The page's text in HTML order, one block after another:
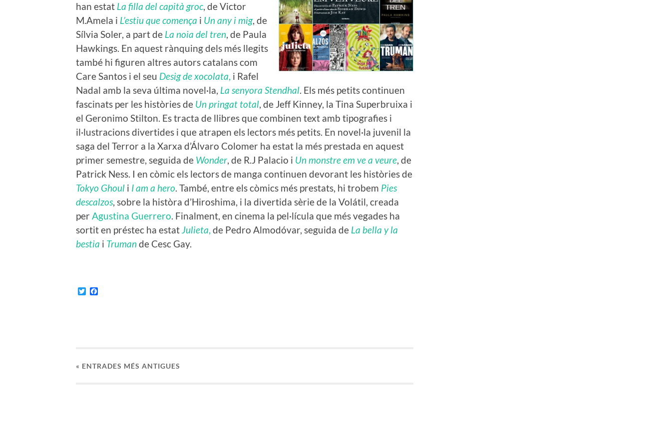
han estat La filla del capità groc, de Victor
M.Amela i L’estiu que comença i Un any i mig, de
Sílvia Soler, a part de La noia del tren, de Paula
Hawkings. En aquest rànquing dels més llegits
també hi figuren altres autors catalans com
Care Santos i el seu Desig de xocolata, i Rafel
Nadal amb la seva última novel·la, La senyora Stendhal. Els més petits continuen
fascinats per les històries de Un pringat total, de Jeff Kinney, la Tina Superbruixa i
el Geronimo Stilton. Es tracta de llibres que combinen text amb tipografies i
il·lustracions divertides i que atrapen els lectors més petits. En novel·la juvenil la
saga del Terror a la Xarxa d’Álvaro Colomer ha estat la més prestada en aquest
primer semestre, seguida de Wonder, de R.J Palacio i Un monstre em ve a veure, de
Patrick Ness. I en còmic els lectors de manga continuen devorant les històries de
Tokyo Ghoul i I am a hero. També, entre els còmics més prestats, hi trobem Pies
descalzos, sobre la històra d’Hiroshima, i la divertida sèrie de la Volátil, creada
per Agustina Guerrero. Finalment, en cinema la pel·lícula que més vegades ha
sortit en préstec ha estatJulieta, de Pedro Almodóvar, seguida de La bella y la
bestia i Truman de Cesc Gay.
Twitter
« ENTRADES MÉS ANTIGUES